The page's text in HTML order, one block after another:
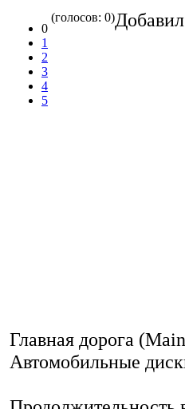
0
1
2
3
4
5
(голосов: 0)
Главная дорога
Автомобильные